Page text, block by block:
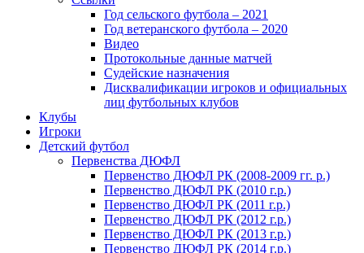
Год сельского футбола – 2021
Год ветеранского футбола – 2020
Видео
Протокольные данные матчей
Судейские назначения
Дисквалификации игроков и официальных
лиц футбольных клубов
Клубы
Игроки
Детский футбол
Первенства ДЮФЛ
Первенство ДЮФЛ РК (2008-2009 гг. р.)
Первенство ДЮФЛ РК (2010 г.р.)
Первенство ДЮФЛ РК (2011 г.р.)
Первенство ДЮФЛ РК (2012 г.р.)
Первенство ДЮФЛ РК (2013 г.р.)
Первенство ДЮФЛ РК (2014 г.р.)